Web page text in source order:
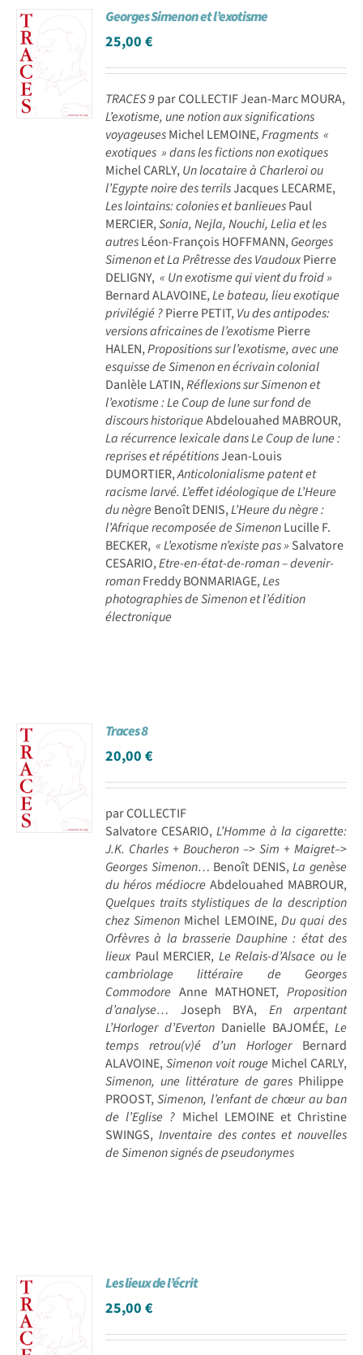
Achat en ligne
Panier WooCommerce
Georges Simenon et l’exotisme
25,00€
TRACES 9par COLLECTIF Jean-Marc MOURA,
L’exotisme, une notion aux significations
voyageusesMichel LEMOINE,Fragments «
exotiques » dans les fictions non exotiques
Michel CARLY,Un locataire à Charleroi ou
l’Egypte noire des terrilsJacques LECARME,
Les lointains: colonies et banlieuesPaul
MERCIER,Sonia, Nejla, Nouchi, Lelia et les
autresLéon-François HOFFMANN,Georges
Simenon et La Prêtresse des VaudouxPierre
DELIGNY,« Un exotisme qui vient du froid »
Bernard ALAVOINE,Le bateau, lieu exotique
privilégié ?Pierre PETIT,Vu des antipodes:
versions africaines de l’exotisme Pierre
HALEN,Propositions sur l’exotisme, avec une
esquisse de Simenon en écrivain colonial
Danlèle LATIN,Réflexions sur Simenon et
l’exotisme : Le Coup de lune sur fond de
discours historiqueAbdelouahed MABROUR,
La récurrence lexicale dans Le Coup de lune :
reprises et répétitionsJean-Louis
DUMORTIER,Anticolonialisme patent et
racisme larvé. L’effet idéologique de L’Heure
du nègre Benoît DENIS,L’Heure du nègre :
l’Afrique recomposée de SimenonLucille F.
BECKER,« L’exotisme n’existe pas » Salvatore
CESARIO,Etre-en-état-de-roman – devenir-
romanFreddy BONMARIAGE,Les
photographies de Simenon et l’édition
électronique
Traces 8
20,00€
par COLLECTIF
Salvatore CESARIO,L’Homme à la cigarette:
J.K. Charles + Boucheron –> Sim + Maigret–>
Georges Simenon… Benoît DENIS,La genèse
du héros médiocre Abdelouahed MABROUR,
Quelques traits stylistiques de la description
chez Simenon Michel LEMOINE,Du quai des
Orfèvres à la brasserie Dauphine : état des
lieux Paul MERCIER, Le Relais-d’Alsace ou le
cambriolage littéraire de Georges
Commodore Anne MATHONET, Proposition
d’analyse… Joseph BYA, En arpentant
L’Horloger d’Everton Danielle BAJOMÉE, Le
temps retrou(v)é d’un HorlogerBernard
ALAVOINE,Simenon voit rouge Michel CARLY,
Simenon, une littérature de gares Philippe
PROOST,Simenon, l’enfant de chœur au ban
de l’Eglise ? Michel LEMOINE et Christine
SWINGS, Inventaire des contes et nouvelles
de Simenon signés de pseudonymes
Les lieux de l’écrit
25,00€